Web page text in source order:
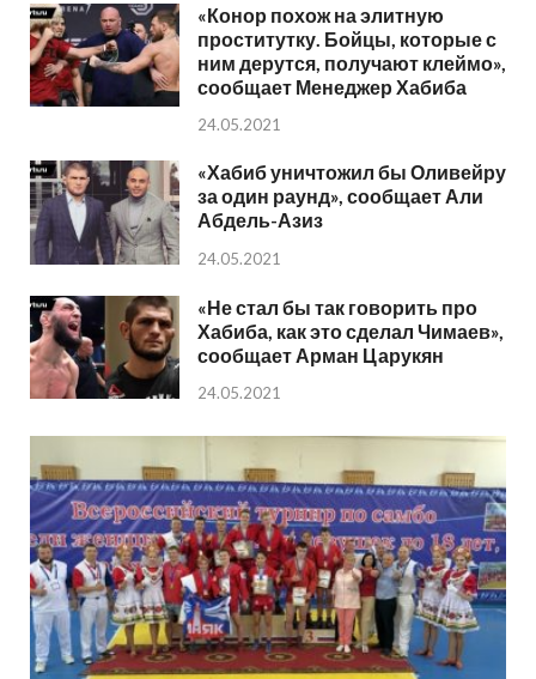
«Конор похож на элитную
проститутку. Бойцы, которые с
ним дерутся, получают клеймо»,
сообщает Менеджер Хабиба
24.05.2021
«Хабиб уничтожил бы Оливейру
за один раунд», сообщает Али
Абдель-Азиз
24.05.2021
«Не стал бы так говорить про
Хабиба, как это сделал Чимаев»,
сообщает Арман Царукян
24.05.2021